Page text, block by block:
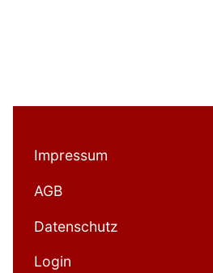
Impressum
AGB
Datenschutz
Login